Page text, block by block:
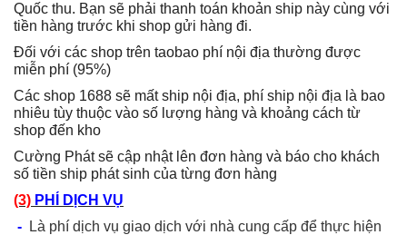
Quốc thu. Bạn sẽ phải thanh toán khoản ship này cùng với
tiền hàng trước khi shop gửi hàng đi.
Đối với các shop trên taobao phí nội địa thường được
miễn phí (95%)
Các shop 1688 sẽ mất ship nội địa, phí ship nội địa là bao
nhiêu tùy thuộc vào số lượng hàng và khoảng cách từ
shop đến kho
Cường Phát sẽ cập nhật lên đơn hàng và báo cho khách
số tiền ship phát sinh của từng đơn hàng
(3) PHÍ DỊCH VỤ
-
Là phí dịch vụ giao dịch với nhà cung cấp để thực hiện